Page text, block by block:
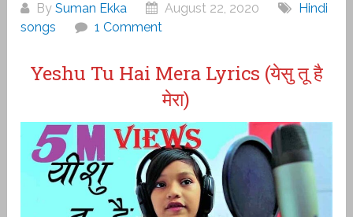
BySuman Ekka August 22, 2020
Hindi
songs
1 Comment
Yeshu Tu Hai Mera Lyrics (येसु तू है
मेरा)